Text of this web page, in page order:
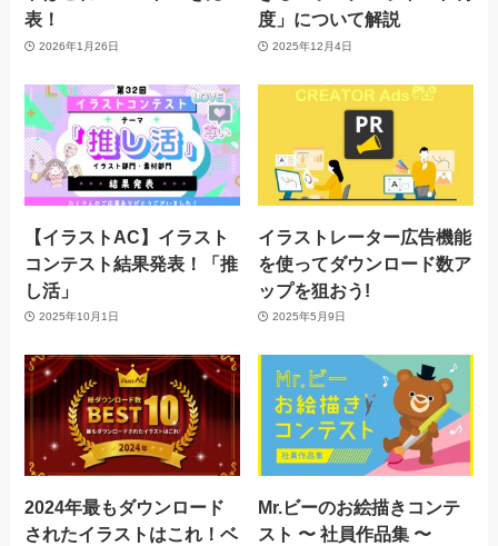
表！
2026年1月26日
度」について解説
2025年12月4日
【イラストAC】イラスト
コンテスト結果発表！「推
し活」
2025年10月1日
イラストレーター広告機能
を使ってダウンロード数ア
ップを狙おう!
2025年5月9日
2024年最もダウンロード
されたイラストはこれ！ベ
Mr.ビーのお絵描きコンテ
スト 〜 社員作品集 〜